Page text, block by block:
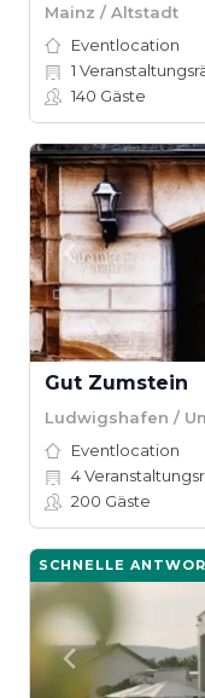
Mainz / Altstadt
Eventlocation
1
140 Gäste
Gut Zumstein
Ludwigshafen /
Eventlocation
4
200 Gäste
SCHNELLE